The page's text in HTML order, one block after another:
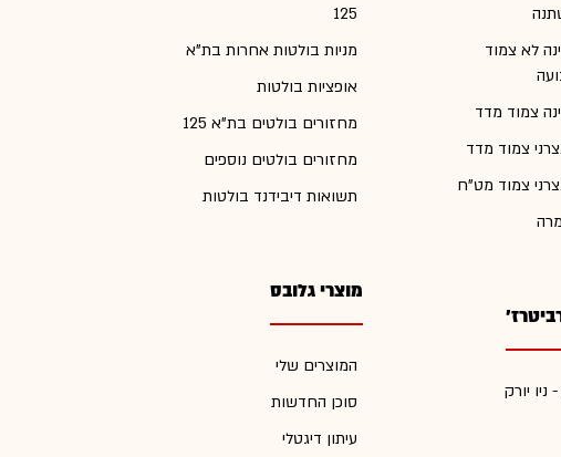
לא צמוד
צמוד מדד
צמוד מדד
צמוד מט"ח
יורק
125
מניות בולטות אחרות בת"א
אופציות בולטות
מחזורים בולטים בת"א 125
מחזורים בולטים נוספים
תשואות דיבידנד בולטות
מוצרי גלובס
המוצרים שלי
סוכן החדשות
עיתון דיגטלי